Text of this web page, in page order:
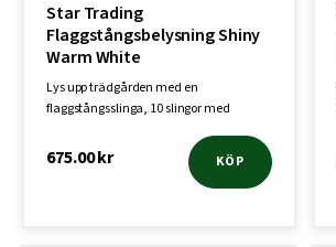
Star Trading
Flaggstångsbelysning Shiny
Warm White
Lys upp trädgården med en
flaggstångsslinga, 10 slingor med
675.00kr KÖP